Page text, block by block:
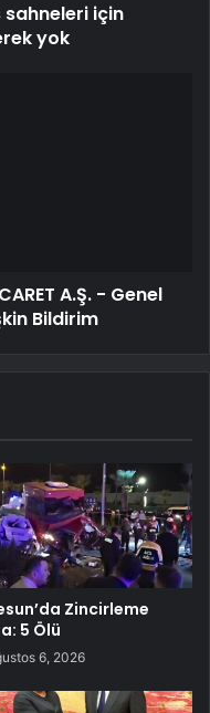
sahneleri için
yok
A.Ş. - Genel
Bildirim
Zincirleme
5 Ölü
6, 2026